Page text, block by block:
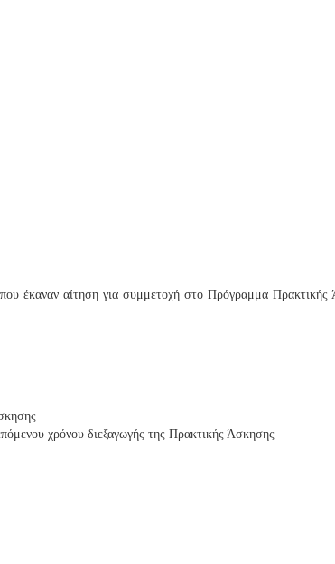
που έκαναν αίτηση για συμμετοχή στο Πρόγραμμα
χρόνου διεξαγωγής της Πρακτικής Άσκησης